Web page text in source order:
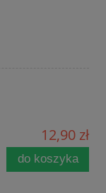
12,90 zł
do koszyka